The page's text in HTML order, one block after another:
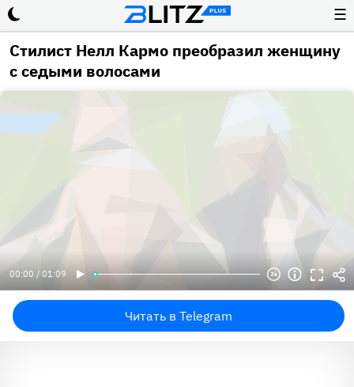
☰
Стилист Нелл Кармо преобразил женщину
с седыми волосами
00:00 / 01:09
Читать в Telegram